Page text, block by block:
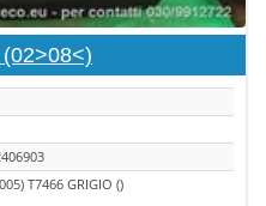
T7466 GRIGIO ()